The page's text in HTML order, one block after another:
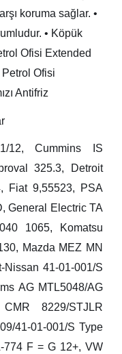
koruma sağlar. •
• Köpük
Ofisi Extended
Petrol Ofisi
Antifriz
12, Cummins IS
325.3, Detroit
Fiat 9,55523, PSA
General Electric TA
1065, Komatsu
Mazda MEZ MN
41-01-001/S
AG MTL5048/AG
8229/STJLR
41-01-001/S Type
774 F = G 12+, VW